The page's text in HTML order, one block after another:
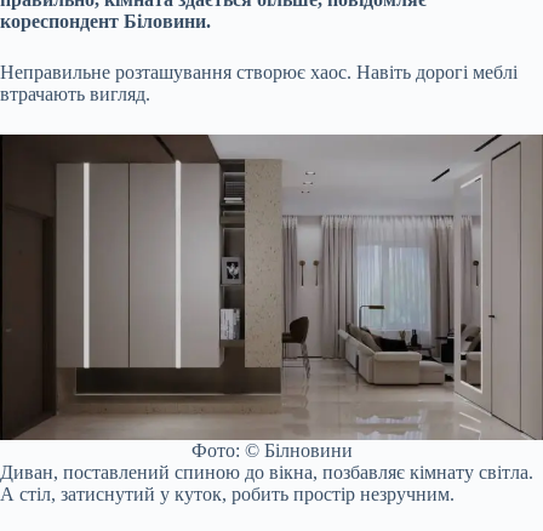
кореспондент Біловини.
Неправильне розташування створює хаос. Навіть дорогі меблі
втрачають вигляд.
Фото: © Білновини
Диван, поставлений спиною до вікна, позбавляє кімнату світла.
А стіл, затиснутий у куток, робить простір незручним.